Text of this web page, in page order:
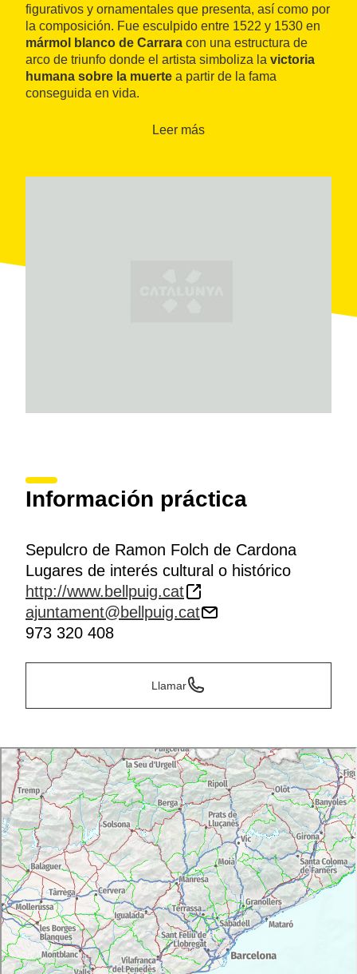
figurativos y ornamentales que presenta, así como por
la composición. Fue esculpido entre 1522 y 1530 en
mármol blanco de Carrara con una estructura de
arco de triunfo donde el artista simboliza la victoria
humana sobre la muerte a partir de la fama
conseguida en vida.
Leer más
Información práctica
Sepulcro de Ramon Folch de Cardona
Lugares de interés cultural o histórico
http://www.bellpuig.cat
ajuntament@bellpuig.cat
973 320 408
Llamar